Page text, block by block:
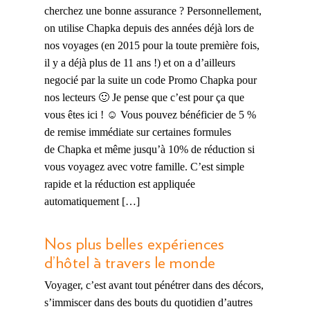
cherchez une bonne assurance ? Personnellement,
on utilise Chapka depuis des années déjà lors de
nos voyages (en 2015 pour la toute première fois,
il y a déjà plus de 11 ans !) et on a d’ailleurs
negocié par la suite un code Promo Chapka pour
nos lecteurs 🙂 Je pense que c’est pour ça que
vous êtes ici ! ☺️ Vous pouvez bénéficier de 5 %
de remise immédiate sur certaines formules
de Chapka et même jusqu’à 10% de réduction si
vous voyagez avec votre famille. C’est simple
rapide et la réduction est appliquée
automatiquement […]
Nos plus belles expériences
d’hôtel à travers le monde
Voyager, c’est avant tout pénétrer dans des décors,
s’immiscer dans des bouts du quotidien d’autres